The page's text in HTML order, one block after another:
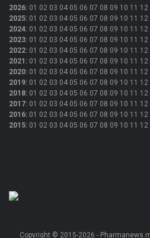
2026: 01 02 03 04 05 06 07 08 09 10 11 12
2025: 01 02 03 04 05 06 07 08 09 10 11 12
2024: 01 02 03 04 05 06 07 08 09 10 11 12
2023: 01 02 03 04 05 06 07 08 09 10 11 12
2022: 01 02 03 04 05 06 07 08 09 10 11 12
2021 : 01 02 03 04 05 06 07 08 09 10 11 12
2020: 01 02 03 04 05 06 07 08 09 10 11 12
2019: 01 02 03 04 05 06 07 08 09 10 11 12
2018: 01 02 03 04 05 06 07 08 09 10 11 12
2017: 01 02 03 04 05 06 07 08 09 10 11 12
2016: 01 02 03 04 05 06 07 08 09 10 11 12
2015: 01 02 03 04 05 06 07 08 09 10 11 12
Copyright © 2015-2026 -